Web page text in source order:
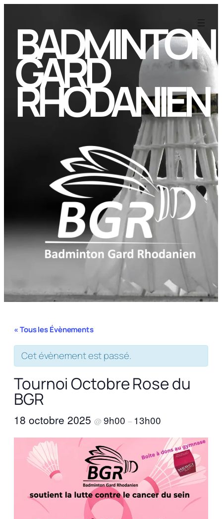
BADMINTON
GARD
RHODANIEN
« Tous les Évènements
Cet évènement est passé.
Tournoi Octobre Rose du
BGR
18 octobre 2025 @ 9h00 – 13h00